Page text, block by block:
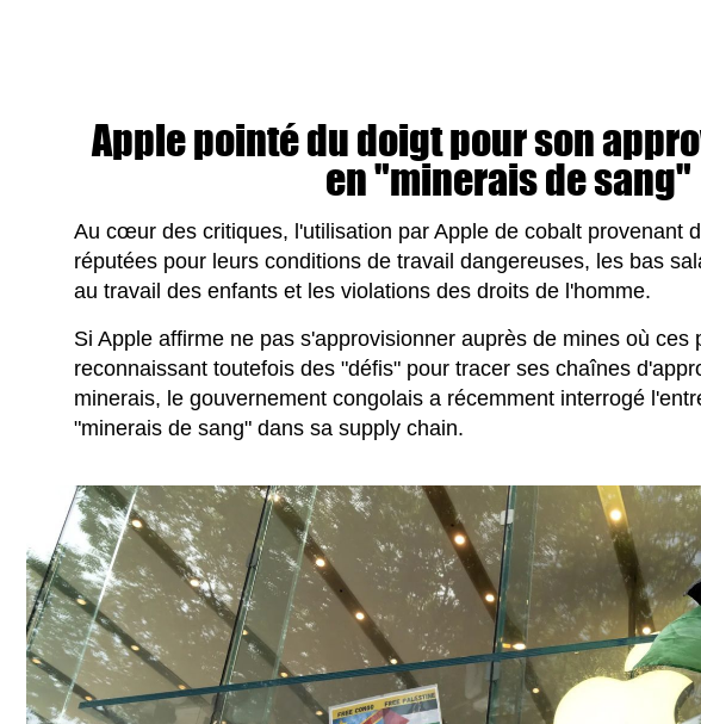
Apple pointé du doigt pour son
en "minerais de sang"
Au cœur des critiques, l'utilisation par Apple de cobalt provenant
réputées pour leurs conditions de travail dangereuses, les bas
au travail des enfants et les violations des droits de l'homme.
Si Apple affirme ne pas s'approvisionner auprès de mines où ces
reconnaissant toutefois des "défis" pour tracer ses chaînes
minerais, le gouvernement congolais a récemment interrogé
"minerais de sang" dans sa supply chain.